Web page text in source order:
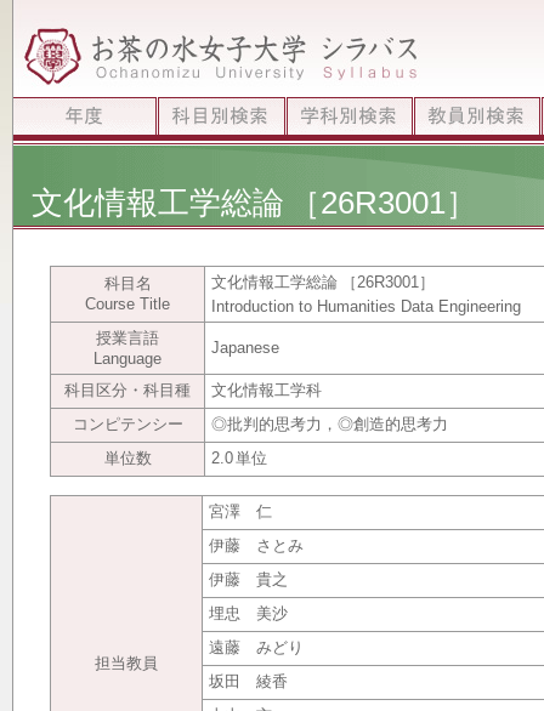
文化情報工学総論 ［26R3001］
科目名
Course Title
文化情報工学総論
［26R3001］
Introduction to Humanities Data Engineering
授業言語
Language
Japanese
科目区分・科目種
文化情報工学科
コンピテンシー
◎批判的思考力，◎創造的思考力
単位数
2.0単位
担当教員
宮澤 仁
伊藤 さとみ
伊藤 貴之
埋忠 美沙
遠藤 みどり
坂田 綾香